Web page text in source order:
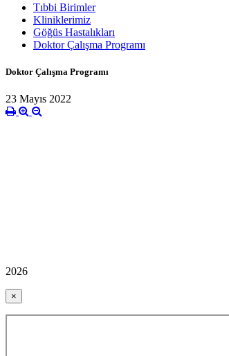
Tıbbi Birimler
Kliniklerimiz
Göğüs Hastalıkları
Doktor Çalışma Programı
Doktor Çalışma Programı
23 Mayıs 2022
2026
×